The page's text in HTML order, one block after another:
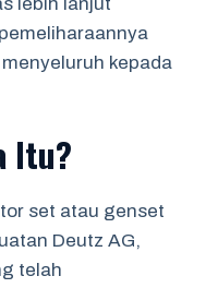
kepada
Itu?
set atau genset
Deutz AG,
telah